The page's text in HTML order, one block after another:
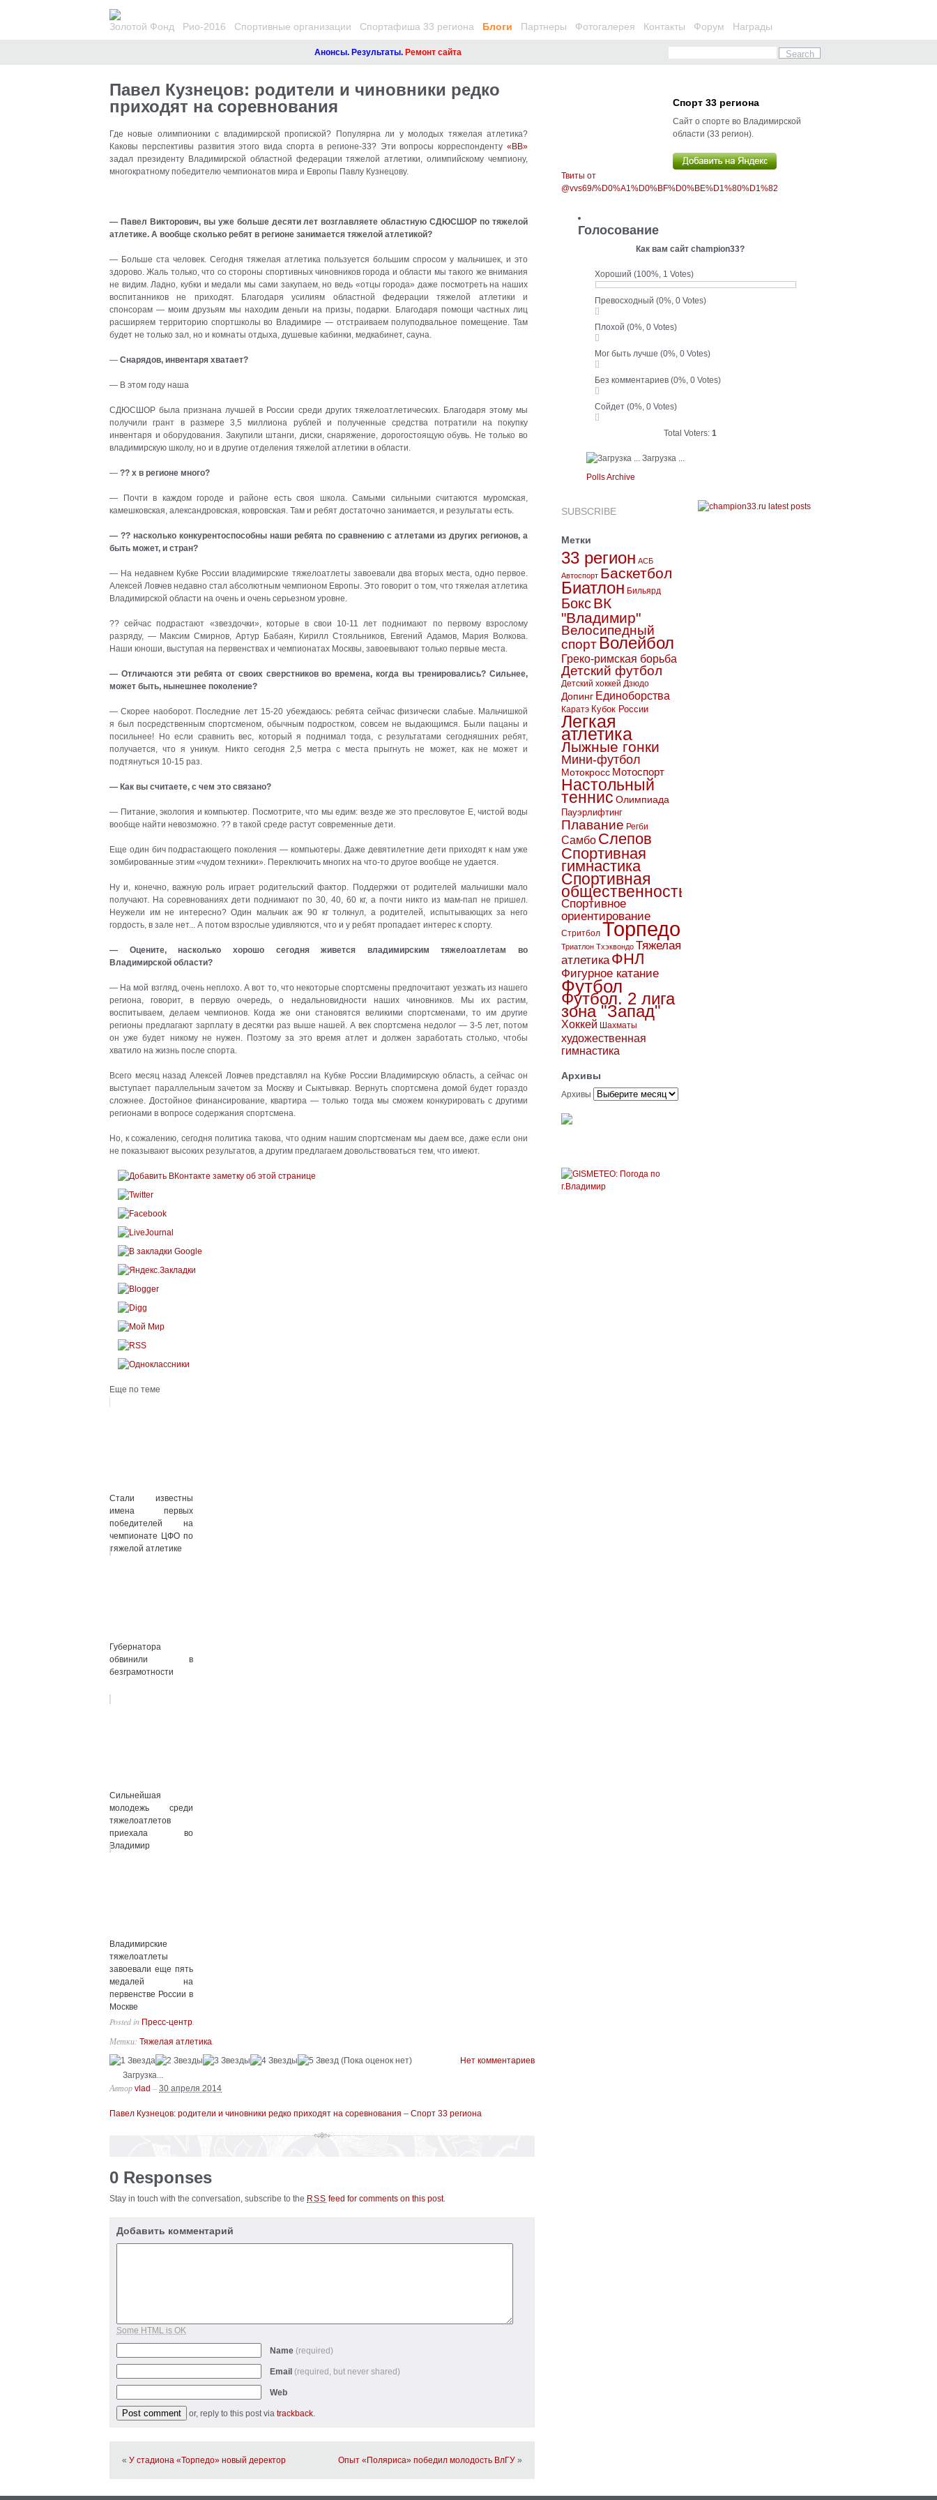
Золотой Фонд Рио-2016 Спортивные организации Спортафиша 33 региона Блоги Партнеры Фотогалерея Контакты Форум Награды
Анонсы. Результаты.Ремонт сайта
Павел Кузнецов: родители и чиновники редко
приходят на соревнования
Где новые олимпионики с владимирской пропиской? Популярна ли у молодых тяжелая атлетика?
Каковы перспективы развития этого вида спорта в регионе-33? Эти вопросы корреспонденту «ВВ»
задал президенту Владимирской областной федерации тяжелой атлетики, олимпийскому чемпиону,
многократному победителю чемпионатов мира и Европы Павлу Кузнецову.
— Павел Викторович, вы уже больше десяти лет возглавляете областную СДЮСШОР по тяжелой
атлетике. А вообще сколько ребят в регионе занимается тяжелой атлетикой?
— Больше ста человек. Сегодня тяжелая атлетика пользуется большим спросом у мальчишек, и это
здорово. Жаль только, что со стороны спортивных чиновников города и области мы такого же внимания
не видим. Ладно, кубки и медали мы сами закупаем, но ведь «отцы города» даже посмотреть на наших
воспитанников не приходят. Благодаря усилиям областной федерации тяжелой атлетики и
спонсорам — моим друзьям мы находим деньги на призы, подарки. Благодаря помощи частных лиц
расширяем территорию спортшколы во Владимире — отстраиваем полуподвальное помещение. Там
будет не только зал, но и комнаты отдыха, душевые кабинки, медкабинет, сауна.
— Снарядов, инвентаря хватает?
— В этом году наша
СДЮСШОР была признана лучшей в России среди других тяжелоатлетических. Благодаря этому мы
получили грант в размере 3,5 миллиона рублей и полученные средства потратили на покупку
инвентаря и оборудования. Закупили штанги, диски, снаряжение, дорогостоящую обувь. Не только во
владимирскую школу, но и в другие отделения тяжелой атлетики в области.
— ?? х в регионе много?
— Почти в каждом городе и районе есть своя школа. Самыми сильными считаются муромская,
камешковская, александровская, ковровская. Там и ребят достаточно занимается, и результаты есть.
— ?? насколько конкурентоспособны наши ребята по сравнению с атлетами из других регионов, а
быть может, и стран?
— На недавнем Кубке России владимирские тяжелоатлеты завоевали два вторых места, одно первое.
Алексей Ловчев недавно стал абсолютным чемпионом Европы. Это говорит о том, что тяжелая атлетика
Владимирской области на очень и очень серьезном уровне.
?? сейчас подрастают «звездочки», которые в свои 10-11 лет поднимают по первому взрослому
разряду, — Максим Смирнов, Артур Бабаян, Кирилл Стояльников, Евгений Адамов, Мария Волкова.
Наши юноши, выступая на первенствах и чемпионатах Москвы, завоевывают только первые места.
— Отличаются эти ребята от своих сверстников во времена, когда вы тренировались? Сильнее,
может быть, нынешнее поколение?
— Скорее наоборот. Последние лет 15-20 убеждаюсь: ребята сейчас физически слабые. Мальчишкой
я был посредственным спортсменом, обычным подростком, совсем не выдающимся. Были пацаны и
посильнее! Но если сравнить вес, который я поднимал тогда, с результатами сегодняшних ребят,
получается, что я уникум. Никто сегодня 2,5 метра с места прыгнуть не может, как не может и
подтянуться 10-15 раз.
— Как вы считаете, с чем это связано?
— Питание, экология и компьютер. Посмотрите, что мы едим: везде же это пресловутое Е, чистой воды
вообще найти невозможно. ?? в такой среде растут современные дети.
Еще один бич подрастающего поколения — компьютеры. Даже девятилетние дети приходят к нам уже
зомбированные этим «чудом техники». Переключить многих на что-то другое вообще не удается.
Ну и, конечно, важную роль играет родительский фактор. Поддержки от родителей мальчишки мало
получают. На соревнованиях дети поднимают по 30, 40, 60 кг, а почти никто из мам-пап не пришел.
Неужели им не интересно? Один мальчик аж 90 кг толкнул, а родителей, испытывающих за него
гордость, в зале нет... А потом взрослые удивляются, что и у ребят пропадает интерес к спорту.
— Оцените, насколько хорошо сегодня живется владимирским тяжелоатлетам во
Владимирской области?
— На мой взгляд, очень неплохо. А вот то, что некоторые спортсмены предпочитают уезжать из нашего
региона, говорит, в первую очередь, о недальновидности наших чиновников. Мы их растим,
воспитываем, делаем чемпионов. Когда же они становятся великими спортсменами, то им другие
регионы предлагают зарплату в десятки раз выше нашей. А век спортсмена недолог — 3-5 лет, потом
он уже будет никому не нужен. Поэтому за это время атлет и должен заработать столько, чтобы
хватило на жизнь после спорта.
Всего месяц назад Алексей Ловчев представлял на Кубке России Владимирскую область, а сейчас он
выступает параллельным зачетом за Москву и Сыктывкар. Вернуть спортсмена домой будет гораздо
сложнее. Достойное финансирование, квартира — только тогда мы сможем конкурировать с другими
регионами в вопросе содержания спортсмена.
Но, к сожалению, сегодня политика такова, что одним нашим спортсменам мы даем все, даже если они
не показывают высоких результатов, а другим предлагаем довольствоваться тем, что имеют.
Еще по теме
Стали известны
имена первых
победителей на
чемпионате ЦФО по
тяжелой атлетике
Губернатора
обвинили в
безграмотности
Сильнейшая
молодежь среди
тяжелоатлетов
приехала во
Владимир
Владимирские
тяжелоатлеты
завоевали еще пять
медалей на
первенстве России в
Москве
Posted in Пресс-центр
Метки: Тяжелая атлетика
Нет комментариев
(Пока оценок нет)
Загрузка...
Автор vlad – 30 апреля 2014
Павел Кузнецов: родители и чиновники редко приходят на соревнования – Спорт 33 региона
0 Responses
Stay in touch with the conversation, subscribe to the RSS feed for comments on this post.
Добавить комментарий
Some HTML is OK
Name (required)
Email (required, but never shared)
Web
or, reply to this post via trackback.
« У стадиона «Торпедо» новый деректор Опыт «Поляриса» победил молодость ВлГУ »
Спорт 33 региона
Сайт о спорте во Владимирской
области (33 регион).
Твиты от
@vvs69/%D0%A1%D0%BF%D0%BE%D1%80%D1%82
Голосование
Как вам сайт champion33?
Хороший (100%, 1 Votes)
Превосходный (0%, 0 Votes)
Плохой (0%, 0 Votes)
Мог быть лучше (0%, 0 Votes)
Без комментариев (0%, 0 Votes)
Сойдет (0%, 0 Votes)
Total Voters: 1
Загрузка ...
Polls Archive
SUBSCRIBE
Метки
33 регион АСБ
Автоспорт Баскетбол
Биатлон Бильярд
БоксВК
"Владимир"
Велосипедный
спорт Волейбол
Греко-римская борьба
Детский футбол
Детский хоккей Дзюдо
Допинг Единоборства
Каратэ Кубок России
Легкая
атлетика
Лыжные гонки
Мини-футбол
Мотокросс Мотоспорт
Настольный
теннис Олимпиада
Пауэрлифтинг
Плавание Регби
Самбо Слепов
Спортивная
гимнастика
Спортивная
общественность
Спортивное
ориентирование
Стритбол Торпедо
Триатлон Тхэквондо Тяжелая
атлетика ФНЛ
Фигурное катание
Футбол
Футбол. 2 лига
зона "Запад"
Хоккей Шахматы
художественная
гимнастика
Архивы
Архивы